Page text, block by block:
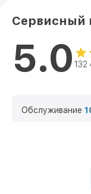
Сервисный
5.0 132
Обслуживание